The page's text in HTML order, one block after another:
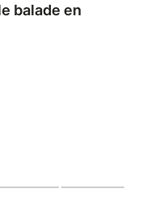
balade en